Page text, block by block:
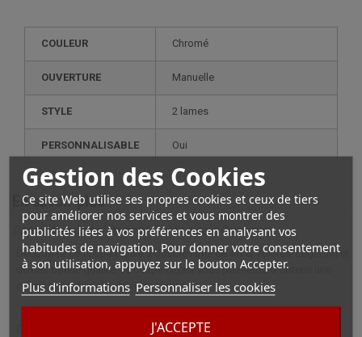
Gestion des Cookies
Ce site Web utilise ses propres cookies et ceux de tiers
pour améliorer nos services et vous montrer des
publicités liées à vos préférences en analysant vos
habitudes de navigation. Pour donner votre consentement
à son utilisation, appuyez sur le bouton Accepter.
Plus d'informations Personnaliser les cookies
J'ACCEPTE
COULEUR Chromé
OUVERTURE Manuelle
STYLE 2 lames
PERSONNALISABLE oui
En savoir plus
Description complète pour Coupe cigare Camaguey
Découvrez ce coupe cigare à double lame de Art & Volutes. Léger, fin et
de très bonne qualité, ce coupe cigare vous permettra d'obtenir une
coupe net et franche de votre cigare.
De plus, sa taille fait de lui un accessoire très pratique, ainsi vous